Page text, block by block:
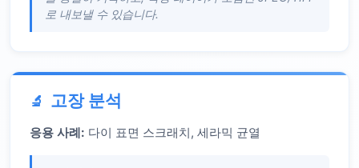
로 내보낼 수 있습니다.
고장 분석
응용 사례: 다이 표면 스크래치, 세라믹 균열